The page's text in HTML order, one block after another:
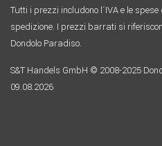
Tutti i prezzi includono l´IVA e le
spedizione. I prezzi barrati si
Dondolo Paradiso.
S&T Handels GmbH © 2008-2025
09.08.2026